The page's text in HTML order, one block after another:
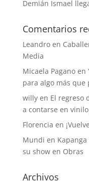
Demián Ismael
Comentarios
Leandroen
Media
Micaela Paganoen
para algo más que
willyen El regreso
a contarse en vinilo
Florencia en
Mundi en
su show en Obras
Archivos